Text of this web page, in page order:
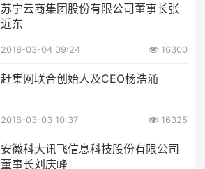
苏宁云商集团股份有限公司董事长张
近东
2018-03-04 09:24 16300
赶集网联合创始人及CEO杨浩涌
2018-03-03 10:37 16325
安徽科大讯飞信息科技股份有限公司
董事长刘庆峰